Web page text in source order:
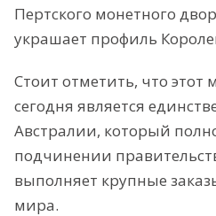
Пертского монетного
украшает профиль
Стоит отметить, что
сегодня является
Австралии, который
подчинении
выполняет крупные
мира.